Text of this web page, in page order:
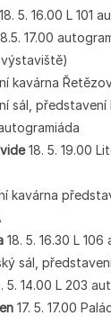
18. 5. 16.00 L 101
17.00
kavárna
sál,
18. 5. 19.00
kavárna
18. 5. 16.30 L
sál,
5. 14.00 L 203
17. 5. 17.00